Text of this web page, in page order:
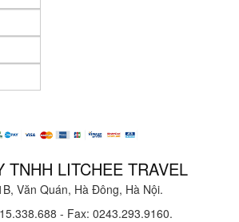
TNHH LITCHEE TRAVEL
Văn Quán, Hà Đông, Hà Nội.
- Fax: 0243.293.9160.